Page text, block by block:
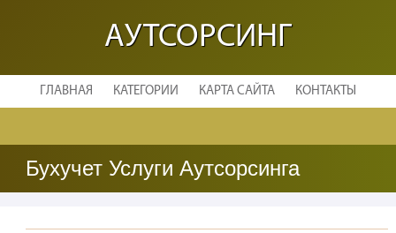
АУТСОРСИНГ
ГЛАВНАЯ КАТЕГОРИИ КАРТА САЙТА КОНТАКТЫ
Бухучет Услуги Аутсорсинга